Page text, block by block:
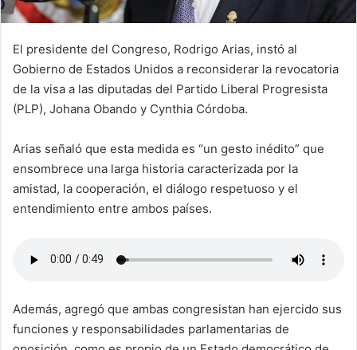
El presidente del Congreso, Rodrigo Arias, instó al
Gobierno de Estados Unidos a reconsiderar la revocatoria
de la visa a las diputadas del Partido Liberal Progresista
(PLP), Johana Obando y Cynthia Córdoba.
Arias señaló que esta medida es “un gesto inédito” que
ensombrece una larga historia caracterizada por la
amistad, la cooperación, el diálogo respetuoso y el
entendimiento entre ambos países.
Además, agregó que ambas congresistan han ejercido sus
funciones y responsabilidades parlamentarias de